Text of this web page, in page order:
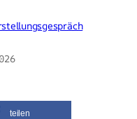
teilen